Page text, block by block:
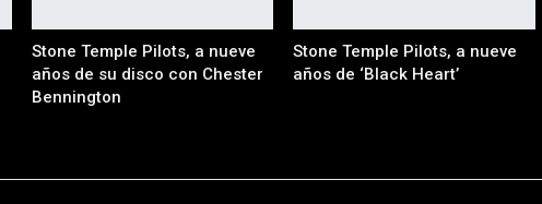
Stone Temple Pilots, a nueve
años de su disco con Chester
Bennington
Stone Temple Pilots, a nueve
años de ‘Black Heart’